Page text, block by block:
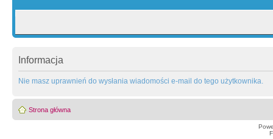
Informacja
Nie masz uprawnień do wysłania wiadomości e-mail do tego użytkownika.
Strona główna